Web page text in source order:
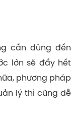
cần dùng đến
lớn sẽ đẩy hết
phương pháp
lý thì cũng dễ